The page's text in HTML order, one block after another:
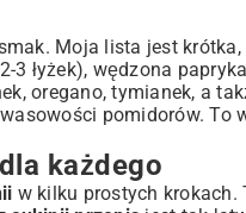
Moja lista jest
3 łyżek), wędzona
oregano, tymianek, a
pomidorów. To
każdego
w kilku prostych